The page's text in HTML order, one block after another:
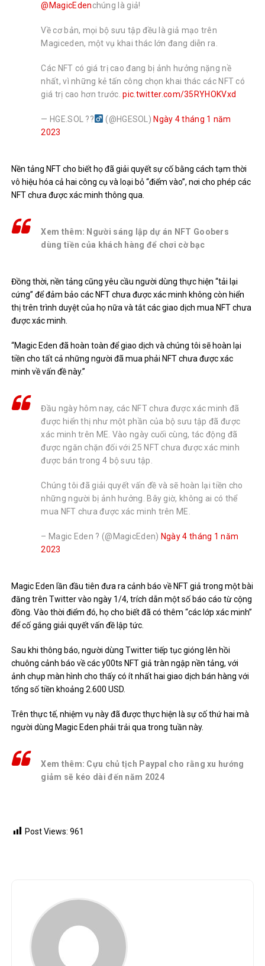
@MagicEdenchúng là giả!
Về cơ bản, mọi bộ sưu tập đều là giả mạo trên
Magiceden, một vụ khai thác lớn đang diễn ra.
Các NFT có giá trị cao đang bị ảnh hưởng nặng nề
nhất, vì những kẻ tấn công chọn khai thác các NFT có
giá trị cao hơn trước.pic.twitter.com/35RYHOKVxd
— HGE.SOL ??‍ (@HGESOL) Ngày 4 tháng 1 năm
2023
Nền tảng NFT cho biết họ đã giải quyết sự cố bằng cách tạm thời
vô hiệu hóa cả hai công cụ và loại bỏ “điểm vào”, nơi cho phép các
NFT chưa được xác minh thông qua.
Xem thêm: Người sáng lập dự án NFT Goobers
dùng tiền của khách hàng để chơi cờ bạc
Đồng thời, nền tảng cũng yêu cầu người dùng thực hiện “tải lại
cứng” để đảm bảo các NFT chưa được xác minh không còn hiển
thị trên trình duyệt của họ nữa và tắt các giao dịch mua NFT chưa
được xác minh.
“Magic Eden đã hoàn toàn để giao dịch và chúng tôi sẽ hoàn lại
tiền cho tất cả những người đã mua phải NFT chưa được xác
minh về vấn đề này.”
Đầu ngày hôm nay, các NFT chưa được xác minh đã
được hiển thị như một phần của bộ sưu tập đã được
xác minh trên ME. Vào ngày cuối cùng, tác động đã
được ngăn chặn đối với 25 NFT chưa được xác minh
được bán trong 4 bộ sưu tập.
Chúng tôi đã giải quyết vấn đề và sẽ hoàn lại tiền cho
những người bị ảnh hưởng. Bây giờ, không ai có thể
mua NFT chưa được xác minh trên ME.
– Magic Eden ? (@MagicEden) Ngày 4 tháng 1 năm
2023
Magic Eden lần đầu tiên đưa ra cảnh báo về NFT giả trong một bài
đăng trên Twitter vào ngày 1/4, trích dẫn một số báo cáo từ cộng
đồng. Vào thời điểm đó, họ cho biết đã có thêm “các lớp xác minh”
để cố gắng giải quyết vấn đề lập tức.
Sau khi thông báo, người dùng Twitter tiếp tục gióng lên hồi
chuông cảnh báo về các y00ts NFT giả tràn ngập nền tảng, với
ảnh chụp màn hình cho thấy có ít nhất hai giao dịch bán hàng với
tổng số tiền khoảng 2.600 USD.
Trên thực tế, nhiệm vụ này đã được thực hiện là sự cố thứ hai mà
người dùng Magic Eden phải trải qua trong tuần này.
Xem thêm: Cựu chủ tịch Paypal cho rằng xu hướng
giảm sẽ kéo dài đến năm 2024
Post Views: 961